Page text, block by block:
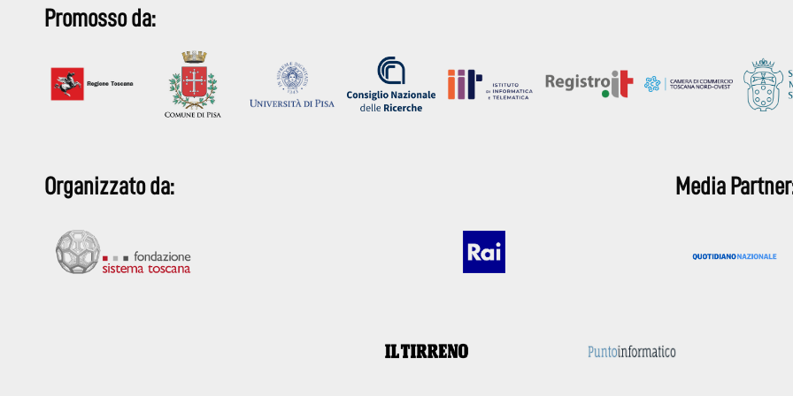
Promosso da:
Organizzato da: Media